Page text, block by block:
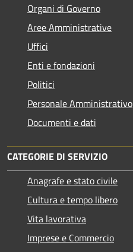
Organi di Governo
Aree Amministrative
Uffici
Enti e fondazioni
Politici
Personale Amministrativo
Documenti e dati
CATEGORIE DI SERVIZIO
Anagrafe e stato civile
Cultura e tempo libero
Vita lavorativa
Imprese e Commercio